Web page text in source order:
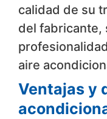
calidad de su
del fabricante,
aire
Ventajas y